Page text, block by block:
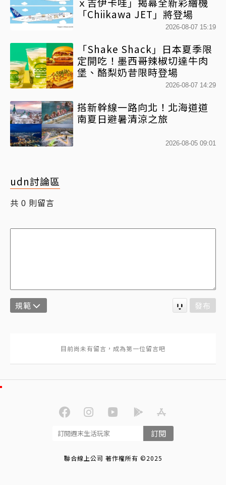
「Chiikawa JET」將登場
2026-08-07 15:19
「Shake Shack」日本夏季限
定開吃！墨西哥辣椒切達牛肉
堡、酪梨奶昔限時登場
2026-08-07 14:29
搭新幹線一路向北！北海道道
南夏日避暑清涼之旅
2026-08-05 09:01
udn討論區
共 0 則留言
規範 發布
訂閱
聯合線上公司 著作權所有 ©2025